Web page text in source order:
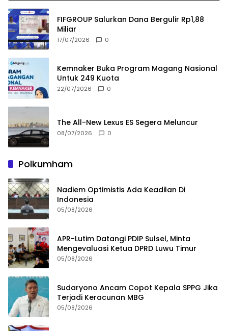
FIFGROUP Salurkan Dana Bergulir Rp1,88
Miliar
17/07/2026 0
Kemnaker Buka Program Magang Nasional
Untuk 249 Kuota
22/07/2026 0
The All-New Lexus ES Segera Meluncur
08/07/2026 0
Polkumham
Nadiem Optimistis Ada Keadilan Di
Indonesia
05/08/2026
APR-Lutim Datangi PDIP Sulsel, Minta
Mengevaluasi Ketua DPRD Luwu Timur
05/08/2026
Sudaryono Ancam Copot Kepala SPPG Jika
Terjadi Keracunan MBG
05/08/2026